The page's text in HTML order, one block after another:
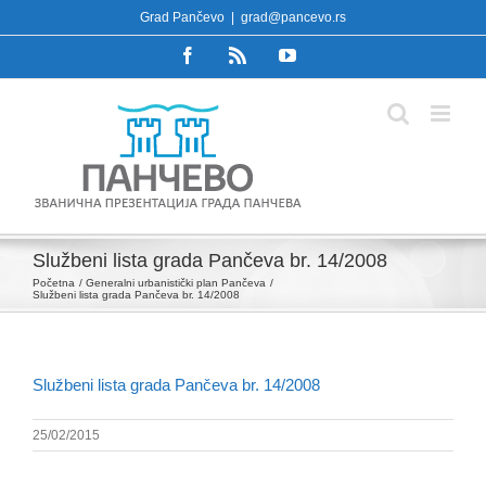
to
Grad Pančevo grad@pancevo.rs
FacebookRss YouTube
Službeni lista grada Pančeva br. 14/2008
Početna
Generalni urbanistički plan Pančeva
Službeni lista grada Pančeva br. 14/2008
Službeni lista grada Pančeva br. 14/2008
25/02/2015